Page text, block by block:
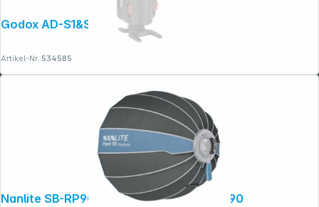
Godox AD-S1&S2 Standard-Reflektor
Artikel-Nr.:534585
Nanlite SB-RP90 Parabol-Softbox Rapid 90